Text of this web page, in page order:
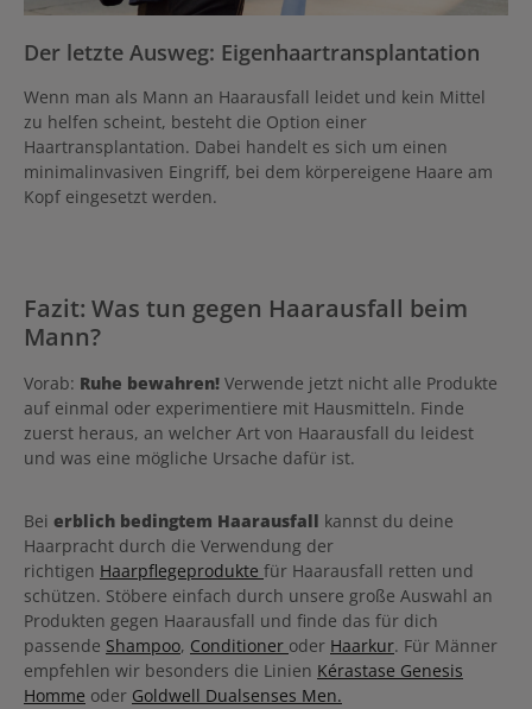
Der letzte Ausweg: Eigenhaartransplantation
Wenn man als Mann an Haarausfall leidet und kein Mittel
zu helfen scheint, besteht die Option einer
Haartransplantation. Dabei handelt es sich um einen
minimalinvasiven Eingriff, bei dem körpereigene Haare am
Kopf eingesetzt werden.
Fazit: Was tun gegen Haarausfall beim
Mann?
Vorab: Ruhe bewahren! Verwende jetzt nicht alle Produkte
auf einmal oder experimentiere mit Hausmitteln. Finde
zuerst heraus, an welcher Art von Haarausfall du leidest
und was eine mögliche Ursache dafür ist.
Bei erblich bedingtem Haarausfall kannst du deine
Haarpracht durch die Verwendung der
richtigen Haarpflegeprodukte für Haarausfall retten und
schützen. Stöbere einfach durch unsere große Auswahl an
Produkten gegen Haarausfall und finde das für dich
passende Shampoo, Conditioner oder Haarkur. Für Männer
empfehlen wir besonders die Linien Kérastase Genesis
Homme oder Goldwell Dualsenses Men.